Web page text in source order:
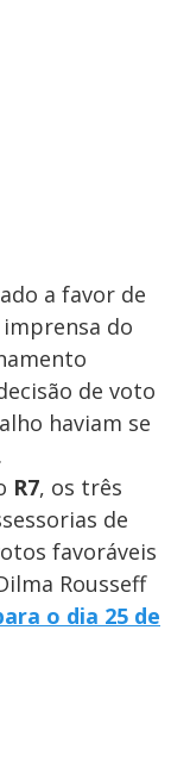
a favor de
imprensa do
de voto
haviam se
R7, os três
de
favoráveis
Rousseff
o dia 25 de